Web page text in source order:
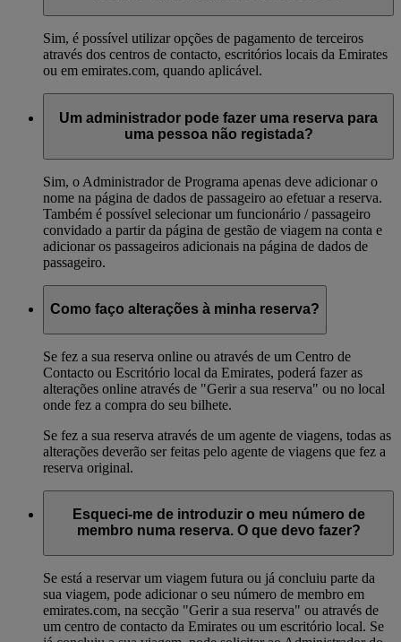
Sim, é possível utilizar opções de pagamento de terceiros
através dos centros de contacto, escritórios locais da Emirates
ou em emirates.com, quando aplicável.
Um administrador pode fazer uma reserva para
uma pessoa não registada?
Sim, o Administrador de Programa apenas deve adicionar o
nome na página de dados de passageiro ao efetuar a reserva.
Também é possível selecionar um funcionário / passageiro
convidado a partir da página de gestão de viagem na conta e
adicionar os passageiros adicionais na página de dados de
passageiro.
Como faço alterações à minha reserva?
Se fez a sua reserva online ou através de um Centro de
Contacto ou Escritório local da Emirates, poderá fazer as
alterações online através de "Gerir a sua reserva" ou no local
onde fez a compra do seu bilhete.
Se fez a sua reserva através de um agente de viagens, todas as
alterações deverão ser feitas pelo agente de viagens que fez a
reserva original.
Esqueci-me de introduzir o meu número de
membro numa reserva. O que devo fazer?
Se está a reservar um viagem futura ou já concluiu parte da
sua viagem, pode adicionar o seu número de membro em
emirates.com, na secção "Gerir a sua reserva" ou através de
um centro de contacto da Emirates ou um escritório local. Se